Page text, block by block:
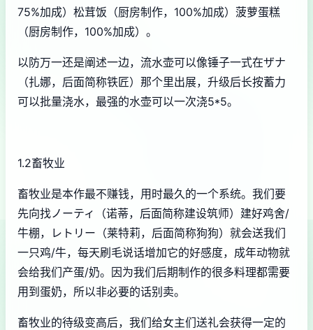
75%加成）松茸饭（厨房制作，100%加成）菠萝蛋糕
（厨房制作，100%加成）。
以防万一还是阐述一边，流水壶可以像锤子一式在ザナ
（扎娜，后面简称铁匠）那个里出展，升级后长按蓄力
可以批量浇水，最强的水壶可以一次浇5*5。
1.2畜牧业
畜牧业是本作最不赚钱，用时最久的一个系统。我们要
先向找ノーティ（诺蒂，后面简称建设筑师）建好鸡舍/
牛棚，レトリー（莱特莉，后面简称狗狗）就会送我们
一只鸡/牛，每天刷毛说话增加它的好感度，成年动物就
会给我们产蛋/奶。因为我们后期制作的很多料理都需要
用到蛋奶，所以非必要的话别卖。
畜牧业的待级变高后，我们给女主们送礼会获得一定的